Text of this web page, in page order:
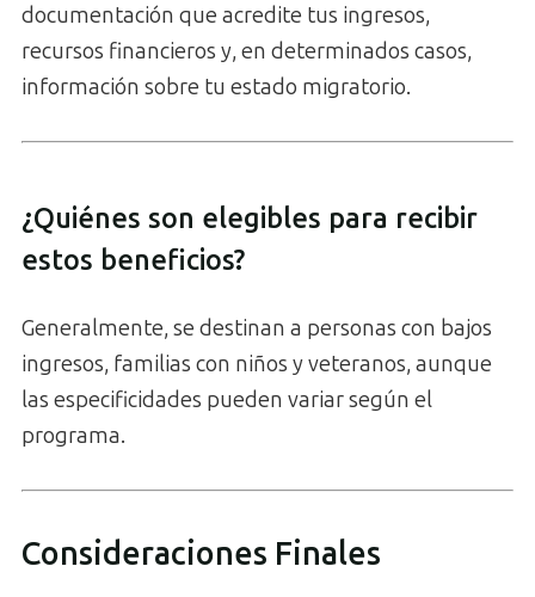
documentación que acredite tus ingresos,
recursos financieros y, en determinados casos,
información sobre tu estado migratorio.
¿Quiénes son elegibles para recibir
estos beneficios?
Generalmente, se destinan a personas con bajos
ingresos, familias con niños y veteranos, aunque
las especificidades pueden variar según el
programa.
Consideraciones Finales